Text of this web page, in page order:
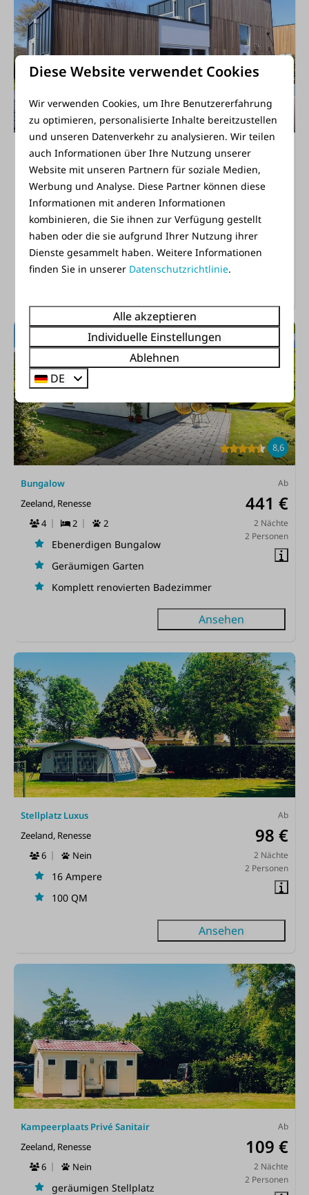
422 €
2 Nächte
Lodge Jacques Cousteau
Zeeland, Renesse
6
2 Nein
Luxus Lodge Jacques Cousteau
Modern
grossen Schlafzimmer im 1. Stock für 4 Personen
8,6
Ab
441 €
2 Nächte
2 Personen
Bungalow
Zeeland, Renesse
4
2 2
Ebenerdigen Bungalow
Geräumigen Garten
Komplett renovierten Badezimmer
Ansehen
Ab
98 €
2 Nächte
2 Personen
Stellplatz Luxus
Zeeland, Renesse
6
Nein
16 Ampere
100 QM
Ansehen
Ab
109 €
2 Nächte
2 Personen
Kampeerplaats Privé Sanitair
Zeeland, Renesse
6
Nein
geräumigen Stellplatz
Diese Website verwendet Cookies
Wir verwenden Cookies, um Ihre Benutzererfahrung
zu optimieren, personalisierte Inhalte bereitzustellen
und unseren Datenverkehr zu analysieren. Wir teilen
auch Informationen über Ihre Nutzung unserer
Website mit unseren Partnern für soziale Medien,
Werbung und Analyse. Diese Partner können diese
Informationen mit anderen Informationen
kombinieren, die Sie ihnen zur Verfügung gestellt
haben oder die sie aufgrund Ihrer Nutzung ihrer
Dienste gesammelt haben. Weitere Informationen
finden Sie in unserer Datenschutzrichtlinie.
Alle akzeptieren
Individuelle Einstellungen
Ablehnen
DE